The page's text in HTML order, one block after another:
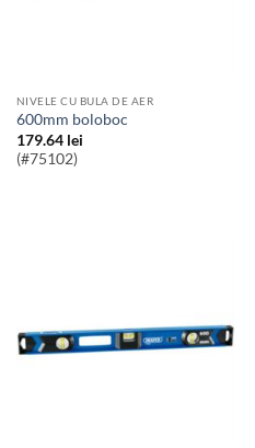
NIVELE CU BULA DE AER
600mm boloboc
179.64 lei
(#75102)